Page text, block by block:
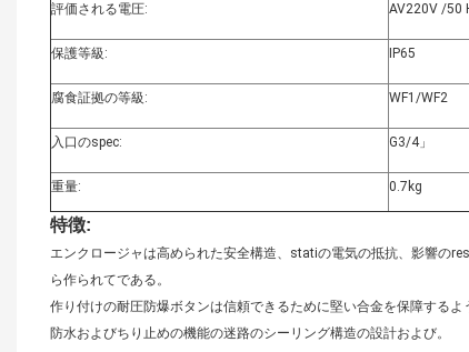
評価される電圧: AV220V /50
保護等級: IP65
腐食証拠の等級: WF1/WF2
入口のspec: G3/4」
重量: 0.7kg
特徴:
エンクロージャは高められた安全構造、statiの電気の抵抗、影響の
ら作られてである。
作り付けの耐圧防爆ボタンは信頼できるために堅い合金を保障するよ
防水およびちり止めの機能の迷路のシーリング構造の設計および。